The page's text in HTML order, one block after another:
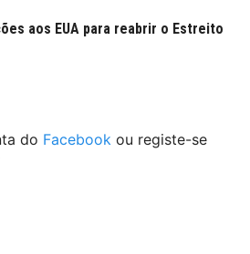
aos EUA para reabrir o Estreito
do Facebook ou registe-se